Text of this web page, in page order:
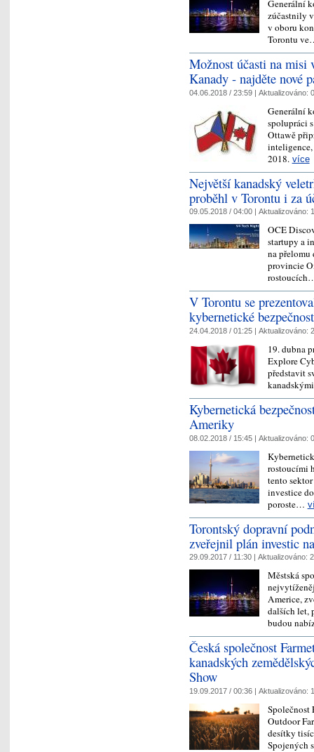
Generální
zúčastnily
v oboru
Torontu
Možnost účasti na misi
Kanady - najděte nové
04.06.2018 / 23:59 | Aktualizováno:
Generální
spolupráci
Ottawě
2018. více
Největší kanadský
proběhl v Torontu i za
09.05.2018 / 04:00 | Aktualizováno:
OCE
startupy a
na přelomu
provincie
V Torontu se
kybernetické
24.04.2018 / 01:25 | Aktualizováno:
19. dubna
Explore
představit
Kybernetická
Ameriky
08.02.2018 / 15:45 | Aktualizováno:
rostoucími
tento
investice
poroste…
Torontský dopravní
zveřejnil plán investic
29.09.2017 / 11:30 | Aktualizováno:
Městská
Americe,
dalších let,
budou
Česká společnost
kanadských
Show
19.09.2017 / 00:36 | Aktualizováno:
Společnost
Outdoor
desítky
Spojených